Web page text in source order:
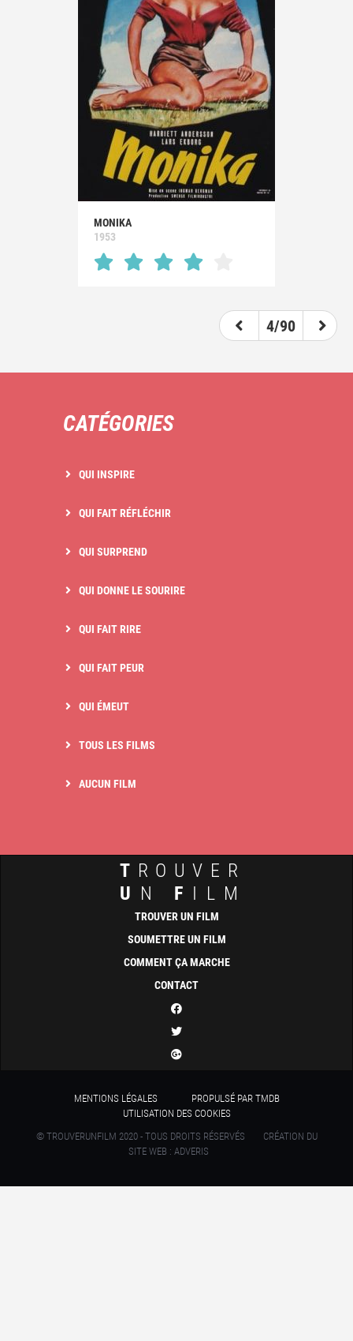
MONIKA
1953
4/90
CATÉGORIES
QUI INSPIRE
QUI FAIT RÉFLÉCHIR
QUI SURPREND
QUI DONNE LE SOURIRE
QUI FAIT RIRE
QUI FAIT PEUR
QUI ÉMEUT
TOUS LES FILMS
AUCUN FILM
T ROUVER
U N F ILM
TROUVER UN FILM
SOUMETTRE UN FILM
COMMENT ÇA MARCHE
CONTACT
MENTIONS LÉGALES
PROPULSÉ PAR TMDB
UTILISATION DES COOKIES
© TROUVERUNFILM 2020 - TOUS DROITS RÉSERVÉS
CRÉATION DU
SITE WEB : ADVERIS